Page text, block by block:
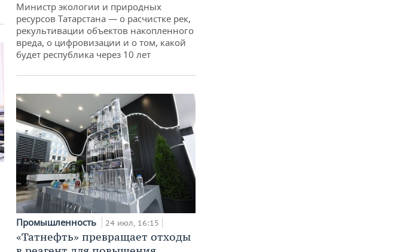
Министр экологии и природных
ресурсов Татарстана — о расчистке рек,
рекультивации объектов накопленного
вреда, о цифровизации и о том, какой
будет республика через 10 лет
Промышленность 24 июл, 16:15
«Татнефть» превращает отходы